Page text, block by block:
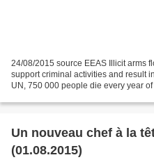
24/08/2015 source EEAS Illicit arms
support criminal activities and result
UN, 750 000 people die every year
Un nouveau chef à la
(01.08.2015)